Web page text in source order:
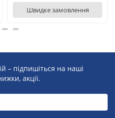
Швидке замовлення
– підпишіться на наші
акції.